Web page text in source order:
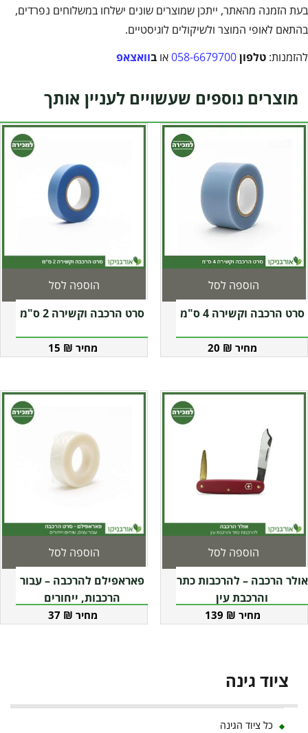
בעת הזמנה מהאתר, ייתכן שמוצרים שונים ישלחו במשלוחים נפרדים,
בהתאם לאופי המוצר ולשיקולים לוגיסטיים.
להזמנות: טלפון058-6679700או בוואצאפ
מוצרים נוספים שעשויים לעניין אותך
סרט הרכבה וקשירה 4 ס"מ
20 ₪
הוספה לסל
סרט הרכבה וקשירה 2 ס"מ
15 ₪
הוספה לסל
אולר הרכבה – להרכבות כתר
והרכבת עין
139 ₪
הוספה לסל
פאראפילם להרכבה – עבור
הרכבות, ייחורים
37 ₪
הוספה לסל
ציוד גינה
כל ציוד הגינה